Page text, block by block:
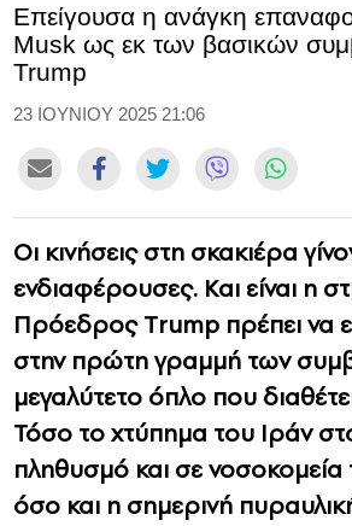
DRIVE
SPORTS
ADVERTISE
Επείγουσα η ανάγκη
Musk ως εκ των βασικών
Trump
23 ΙΟΥΝΙΟΥ 2025 21:06
Οι κινήσεις στη σκακιέρα
ενδιαφέρουσες. Και είναι η
Πρόεδρος Τrump πρέπει να
στην πρώτη γραμμή των
μεγαλύτετο όπλο που
Τόσο το χτύπημα του Ιράν
πληθυσμό και σε νοσοκομεία
όσο και η σημερινή